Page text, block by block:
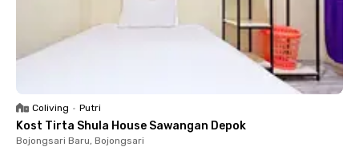
Coliving • Putri
Kost Tirta Shula House Sawangan Depok
Bojongsari Baru, Bojongsari